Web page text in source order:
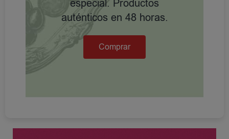
especial. Productos
auténticos en 48 horas.
Comprar